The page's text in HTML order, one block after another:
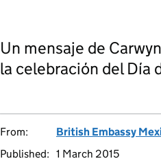
Un mensaje de
la celebración del Día
From:
British Embassy
Published: 1 March 2015